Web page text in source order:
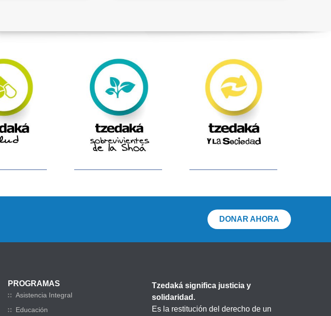
DONAR AHORA
PROGRAMAS
Asistencia Integral
Educación
Tzedaká significa justicia y
solidaridad.
Es la restitución del derecho de un